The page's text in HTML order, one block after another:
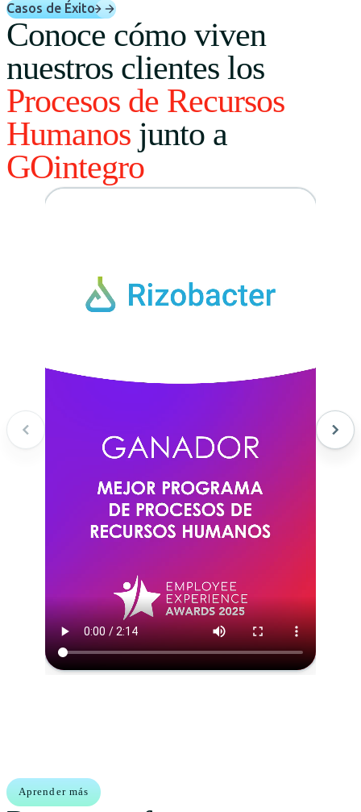
Casos de Éxito
Conoce cómo viven
nuestros clientes los
Procesos de Recursos
Humanos junto a
GOintegro
Aprender más